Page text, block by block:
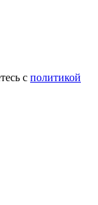
с политикой